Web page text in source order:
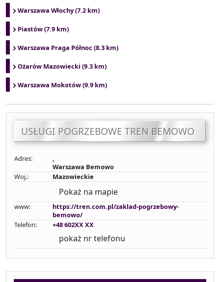
Warszawa Włochy (7.2 km)
Piastów (7.9 km)
Warszawa Praga Północ (8.3 km)
Ożarów Mazowiecki (9.3 km)
Warszawa Mokotów (9.9 km)
USŁUGI POGRZEBOWE TREN BEMOWO
Adres:
,
Warszawa Bemowo
Woj.:
Mazowieckie
Pokaż na mapie
www:
https://tren.com.pl/zaklad-pogrzebowy-
bemowo/
Telefon:
+48 602XX XX
pokaż nr telefonu